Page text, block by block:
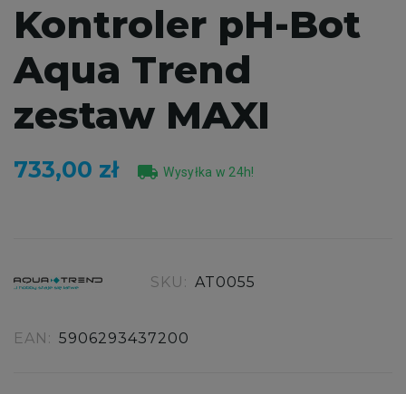
Kontroler pH-Bot
Aqua Trend
zestaw MAXI
733,00 zł local_shipping Wysyłka w 24h!
SKU: AT0055
EAN: 5906293437200